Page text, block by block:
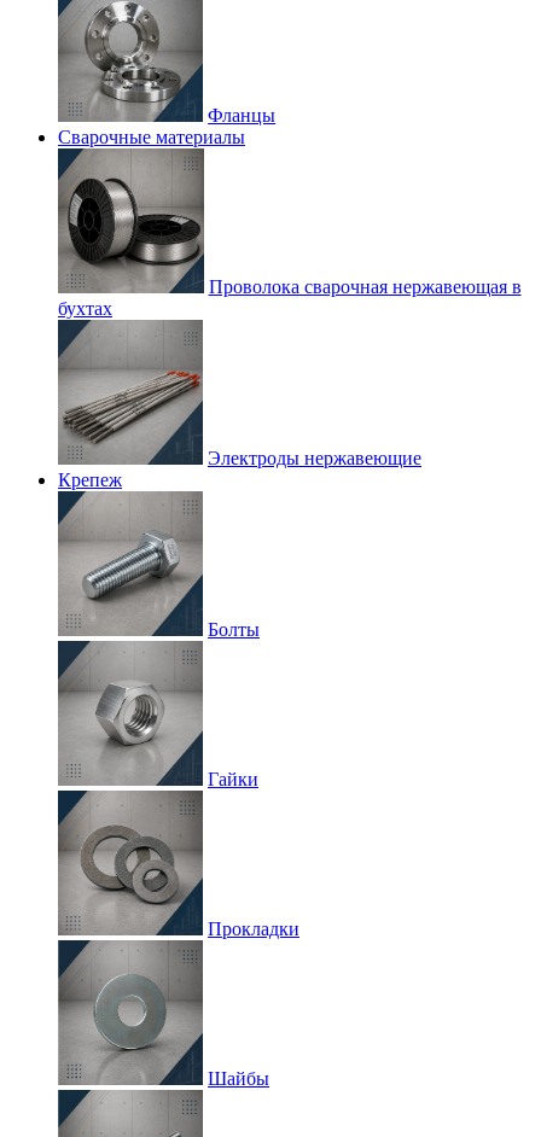
Фланцы
Сварочные материалы
Проволока сварочная нержавеющая в
бухтах
Электроды нержавеющие
Крепеж
Болты
Гайки
Прокладки
Шайбы